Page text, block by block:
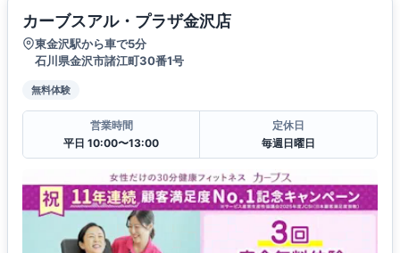
カーブスアル・プラザ金沢店
東金沢駅から車で5分
石川県金沢市諸江町30番1号
無料体験
営業時間
平日 10:00〜13:00
定休日
毎週日曜日